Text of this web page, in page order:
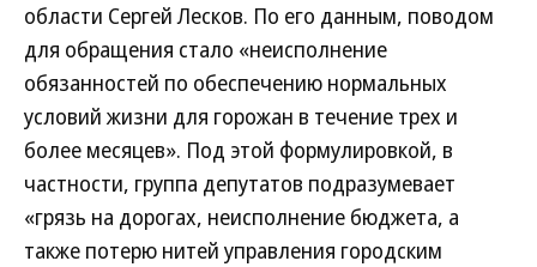
области Сергей Лесков. По его данным, поводом
для обращения стало «неисполнение
обязанностей по обеспечению нормальных
условий жизни для горожан в течение трех и
более месяцев». Под этой формулировкой, в
частности, группа депутатов подразумевает
«грязь на дорогах, неисполнение бюджета, а
также потерю нитей управления городским